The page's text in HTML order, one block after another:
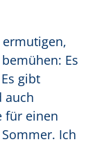
Es
gibt
auch
für einen
Ich